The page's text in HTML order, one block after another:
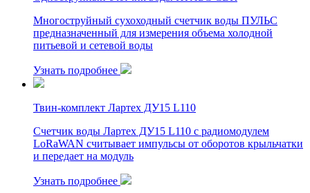
Многоструйный сухоходный счетчик воды ПУЛЬС
предназначенный для измерения объема холодной
питьевой и сетевой воды
Узнать подробнее
Твин-комплект Лартех ДУ15 L110
Счетчик воды Лартех ДУ15 L110 с радиомодулем
LoRaWAN считывает импульсы от оборотов крыльчатки
и передает на модуль
Узнать подробнее